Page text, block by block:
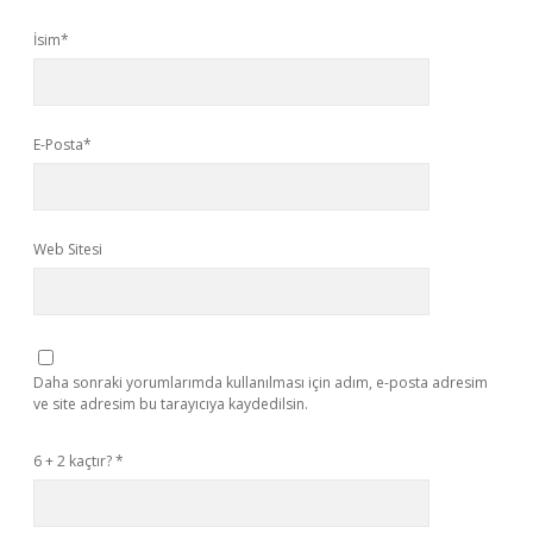
İsim*
E-Posta*
Web Sitesi
Daha sonraki yorumlarımda kullanılması için adım, e-posta adresim
ve site adresim bu tarayıcıya kaydedilsin.
6 + 2 kaçtır?*